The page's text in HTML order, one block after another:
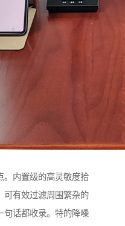
。内置级的高灵敏度拾
可有效过滤周围繁杂的
句话都收录。特的降噪